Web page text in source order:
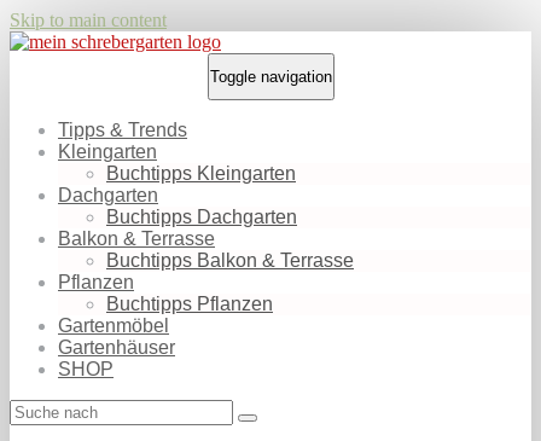
Skip to main content
Toggle navigation
Tipps & Trends
Kleingarten
Buchtipps Kleingarten
Dachgarten
Buchtipps Dachgarten
Balkon & Terrasse
Buchtipps Balkon & Terrasse
Pflanzen
Buchtipps Pflanzen
Gartenmöbel
Gartenhäuser
SHOP